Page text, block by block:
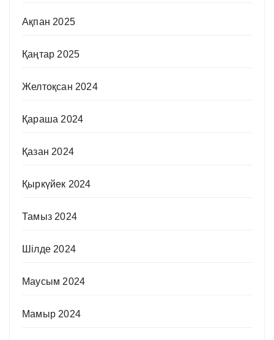
Ақпан 2025
Қаңтар 2025
Желтоқсан 2024
Қараша 2024
Қазан 2024
Қыркүйек 2024
Тамыз 2024
Шілде 2024
Маусым 2024
Мамыр 2024